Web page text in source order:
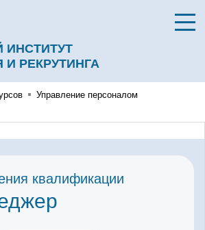
ИНСТИТУТ
РЕКРУТИНГА
Управление персоналом
квалификации